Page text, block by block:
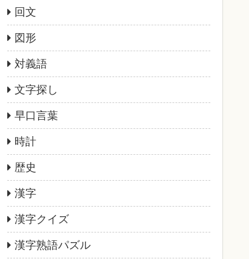
回文
図形
対義語
文字探し
早口言葉
時計
歴史
漢字
漢字クイズ
漢字熟語パズル